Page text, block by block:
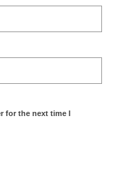
for the next time I